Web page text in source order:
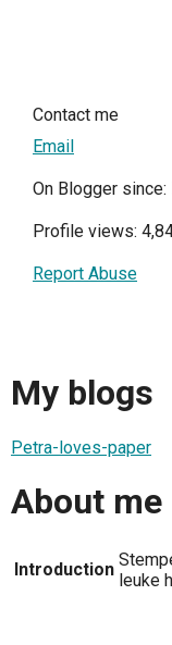
Contact me
Email
On Blogger
Profile views:
Report Abuse
My blogs
Petra-loves-paper
About me
Introduction
leuke